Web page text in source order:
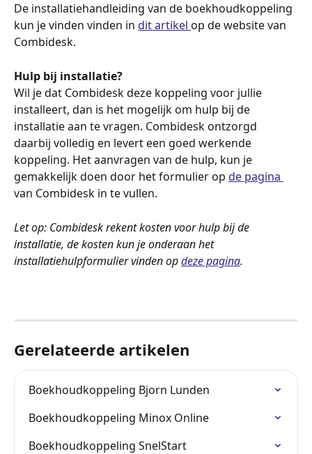
De installatiehandleiding van de boekhoudkoppeling
kun je vinden vinden in dit artikel op de website van
Combidesk.
Hulp bij installatie?
Wil je dat Combidesk deze koppeling voor jullie
installeert, dan is het mogelijk om hulp bij de
installatie aan te vragen. Combidesk ontzorgd
daarbij volledig en levert een goed werkende
koppeling. Het aanvragen van de hulp, kun je
gemakkelijk doen door het formulier op de pagina
van Combidesk in te vullen.
Let op: Combidesk rekent kosten voor hulp bij de
installatie, de kosten kun je onderaan het
installatiehulpformulier vinden op deze pagina.
Gerelateerde artikelen
Boekhoudkoppeling Bjorn Lunden
Boekhoudkoppeling Minox Online
Boekhoudkoppeling SnelStart